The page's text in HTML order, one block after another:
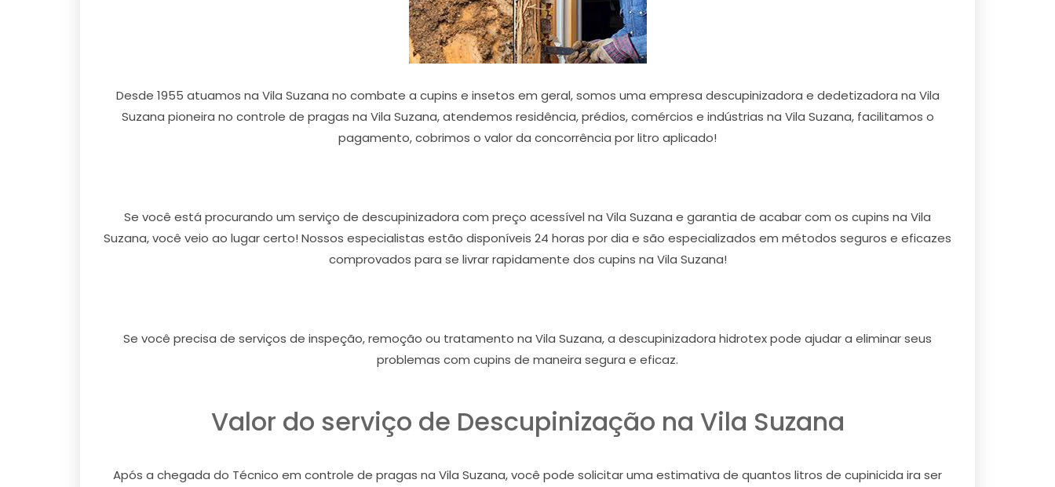
Desde 1955 atuamos na Vila Suzana no combate a cupins e insetos em geral, somos uma empresa descupinizadora e dedetizadora na Vila
Suzana pioneira no controle de pragas na Vila Suzana, atendemos residência, prédios, comércios e indústrias na Vila Suzana, facilitamos o
pagamento, cobrimos o valor da concorrência por litro aplicado!
Se você está procurando um serviço de descupinizadora com preço acessível na Vila Suzana e garantia de acabar com os cupins na Vila
Suzana, você veio ao lugar certo! Nossos especialistas estão disponíveis 24 horas por dia e são especializados em métodos seguros e eficazes
comprovados para se livrar rapidamente dos cupins na Vila Suzana!
Se você precisa de serviços de inspeção, remoção ou tratamento na Vila Suzana, a descupinizadora hidrotex pode ajudar a eliminar seus
problemas com cupins de maneira segura e eficaz.
Valor do serviço de Descupinização na Vila Suzana
Após a chegada do Técnico em controle de pragas na Vila Suzana, você pode solicitar uma estimativa de quantos litros de cupinicida ira ser